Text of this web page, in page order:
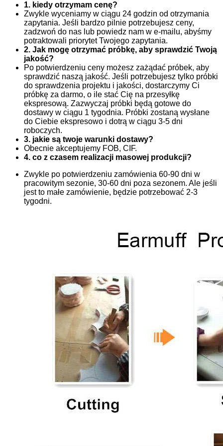
1. kiedy otrzymam cenę?
Zwykle wyceniamy w ciągu 24 godzin od otrzymania
zapytania. Jeśli bardzo pilnie potrzebujesz ceny,
zadzwoń do nas lub powiedz nam w e-mailu, abyśmy
potraktowali priorytet Twojego zapytania.
2. Jak mogę otrzymać próbkę, aby sprawdzić Twoją
jakość?
Po potwierdzeniu ceny możesz zażądać próbek, aby
sprawdzić naszą jakość. Jeśli potrzebujesz tylko próbki
do sprawdzenia projektu i jakości, dostarczymy Ci
próbkę za darmo, o ile stać Cię na przesyłkę
ekspresową. Zazwyczaj próbki będą gotowe do
dostawy w ciągu 1 tygodnia. Próbki zostaną wysłane
do Ciebie ekspresowo i dotrą w ciągu 3-5 dni
roboczych.
3. jakie są twoje warunki dostawy?
Obecnie akceptujemy FOB, CIF.
4. co z czasem realizacji masowej produkcji?
Zwykle po potwierdzeniu zamówienia 60-90 dni w
pracowitym sezonie, 30-60 dni poza sezonem. Ale jeśli
jest to małe zamówienie, będzie potrzebować 2-3
tygodni.